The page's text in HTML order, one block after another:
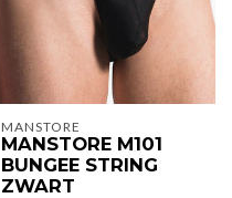
MANSTORE
MANSTORE M101
BUNGEE STRING
ZWART